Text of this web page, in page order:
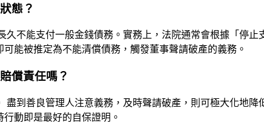
態？
久不能支付一般金錢債務。實務上，法院通常會根據「停
能被推定為不能清償債務，觸發董事聲請破產的義務。
償責任嗎？
到善良管理人注意義務，及時聲請破產，則可極大化地
動即是最好的自保證明。